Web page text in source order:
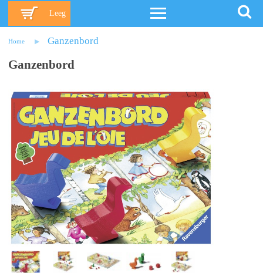
Leeg
Home Ganzenbord
Ganzenbord